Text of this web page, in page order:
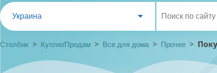
Украина
Столбик > Куплю/Продам > Все для дома> Прочее >